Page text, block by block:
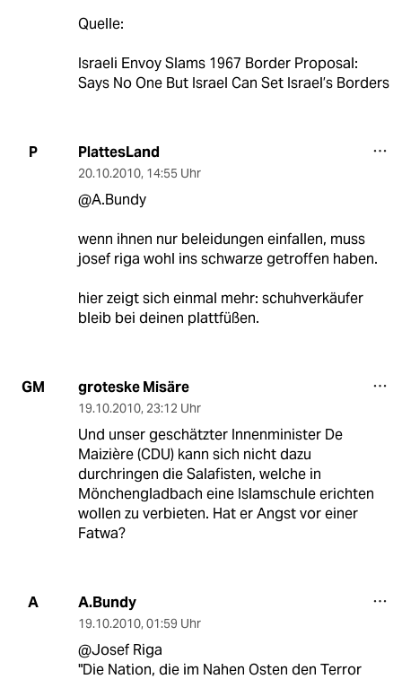
Quelle:
Israeli Envoy Slams 1967 Border Proposal:
Says No One But Israel Can Set Israel’s Borders
P PlattesLand
20.10.2010, 14:55 Uhr
@A.Bundy
wenn ihnen nur beleidungen einfallen, muss
josef riga wohl ins schwarze getroffen haben.
hier zeigt sich einmal mehr: schuhverkäufer
bleib bei deinen plattfüßen.
GM groteske Misäre
19.10.2010, 23:12 Uhr
Und unser geschätzter Innenminister De
Maizière (CDU) kann sich nicht dazu
durchringen die Salafisten, welche in
Mönchengladbach eine Islamschule erichten
wollen zu verbieten. Hat er Angst vor einer
Fatwa?
A A.Bundy
19.10.2010, 01:59 Uhr
@Josef Riga
"Die Nation, die im Nahen Osten den Terror